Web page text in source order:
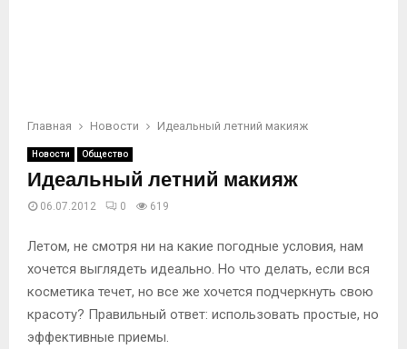
Главная Новости Идеальный летний макияж
Новости Общество
Идеальный летний макияж
06.07.2012 0 619
Летом, не смотря ни на какие погодные условия, нам
хочется выглядеть идеально. Но что делать, если вся
косметика течет, но все же хочется подчеркнуть свою
красоту? Правильный ответ: использовать простые, но
эффективные приемы.